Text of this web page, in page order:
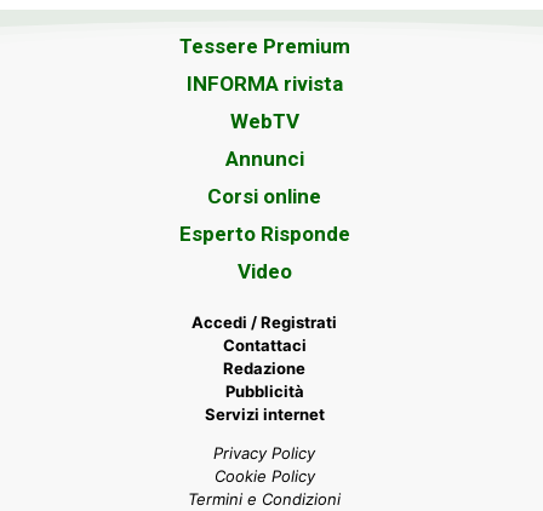
Tessere Premium
INFORMA rivista
WebTV
Annunci
Corsi online
Esperto Risponde
Video
Accedi / Registrati
Contattaci
Redazione
Pubblicità
Servizi internet
Privacy Policy
Cookie Policy
Termini e Condizioni